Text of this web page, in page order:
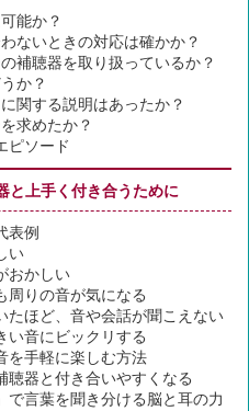
能か？
ないときの対応は確かか？
補聴器を取り扱っているか？
か？
関する説明はあったか？
求めたか？
ピソード
上手く付き合うために
表例
い
かしい
りの音が気になる
ほど、音や会話が聞こえない
音にビックリする
を手軽に楽しむ方法
聴器と付き合いやすくなる
で言葉を聞き分ける脳と耳の力